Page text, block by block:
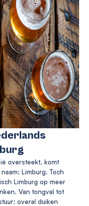
oversteekt, komt
Limburg. Toch
Limburg op meer
Van tongval tot
overal duiken